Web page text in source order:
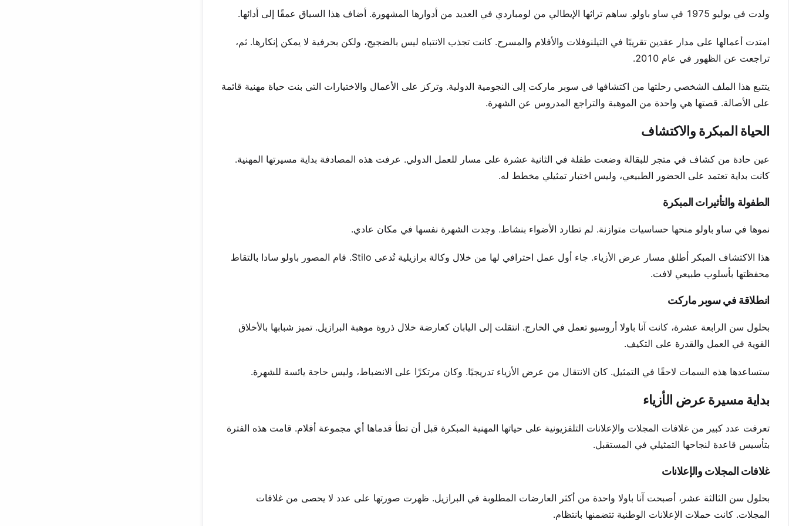
ولدت في يوليو 1975 في ساو باولو. ساهم تراثها الإيطالي من لومباردي في العديد من أدوارها المشهورة. أضاف هذا السياق عمقًا إلى أدائها.
امتدت أعمالها على مدار عقدين تقريبًا في التيلنوفلات والأفلام والمسرح. كانت تجذب الانتباه ليس بالضجيج، ولكن بحرفية لا يمكن إنكارها. ثم،
تراجعت عن الظهور في عام 2010.
يتتبع هذا الملف الشخصي رحلتها من اكتشافها في سوبر ماركت إلى النجومية الدولية. وتركز على الأعمال والاختيارات التي بنت حياة مهنية قائمة
على الأصالة. قصتها هي واحدة من الموهبة والتراجع المدروس عن الشهرة.
الحياة المبكرة والاكتشاف
عين حادة من كشاف في متجر للبقالة وضعت طفلة في الثانية عشرة على مسار للعمل الدولي. عرفت هذه المصادفة بداية مسيرتها المهنية.
كانت بداية تعتمد على الحضور الطبيعي، وليس اختبار تمثيلي مخطط له.
الطفولة والتأثيرات المبكرة
نموها في ساو باولو منحها حساسيات متوازنة. لم تطارد الأضواء بنشاط. وجدت الشهرة نفسها في مكان عادي.
هذا الاكتشاف المبكر أطلق مسار عرض الأزياء. جاء أول عمل احترافي لها من خلال وكالة برازيلية تُدعى Stilo. قام المصور باولو سادا بالتقاط
محفظتها بأسلوب طبيعي لافت.
انطلاقة في سوبر ماركت
بحلول سن الرابعة عشرة، كانت آنا باولا أروسيو تعمل في الخارج. انتقلت إلى اليابان كعارضة خلال ذروة موهبة البرازيل. تميز شبابها بالأخلاق
القوية في العمل والقدرة على التكيف.
ستساعدها هذه السمات لاحقًا في التمثيل. كان الانتقال من عرض الأزياء تدريجيًا. وكان مرتكزًا على الانضباط، وليس حاجة يائسة للشهرة.
بداية مسيرة عرض الأزياء
تعرفت عدد كبير من غلافات المجلات والإعلانات التلفزيونية على حياتها المهنية المبكرة قبل أن تطأ قدماها أي مجموعة أفلام. قامت هذه الفترة
بتأسيس قاعدة لنجاحها التمثيلي في المستقبل.
غلافات المجلات والإعلانات
بحلول سن الثالثة عشر، أصبحت آنا باولا واحدة من أكثر العارضات المطلوبة في البرازيل. ظهرت صورتها على عدد لا يحصى من غلافات
المجلات. كانت حملات الإعلانات الوطنية تتضمنها بانتظام.